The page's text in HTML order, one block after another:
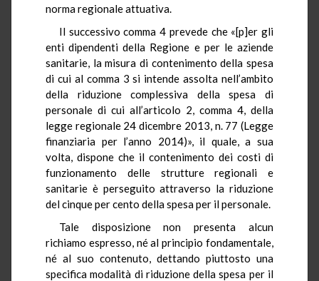
norma regionale attuativa.
Il successivo comma 4 prevede che «[p]er gli
enti dipendenti della Regione e per le aziende
sanitarie, la misura di contenimento della spesa
di cui al comma 3 si intende assolta nell’ambito
della riduzione complessiva della spesa di
personale di cui all’articolo 2, comma 4, della
legge regionale 24 dicembre 2013, n. 77 (Legge
finanziaria per l’anno 2014)», il quale, a sua
volta, dispone che il contenimento dei costi di
funzionamento delle strutture regionali e
sanitarie è perseguito attraverso la riduzione
del cinque per cento della spesa per il personale.
Tale disposizione non presenta alcun
richiamo espresso, né al principio fondamentale,
né al suo contenuto, dettando piuttosto una
specifica modalità di riduzione della spesa per il